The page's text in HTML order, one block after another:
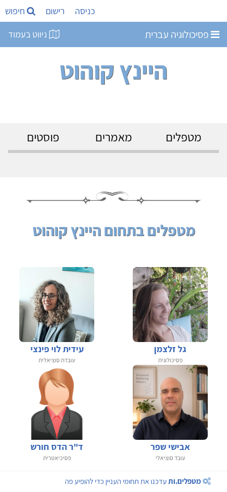
כניסה רישום חיפוש
פסיכולוגיה עברית ניווט בעמוד
היינץ קוהוט
מטפלים מאמרים פוסטים
מטפלים בתחום היינץ קוהוט
גל זלצמן
פסיכולוגית
עידית לוי פינצי
עובדת סוציאלית
אבישי שפר
עובד סוציאלי
ד"ר הדס חורש
פסיכיאטרית
מטפלים.ותעדכנו את תחומי העניין כדי להופיע פה